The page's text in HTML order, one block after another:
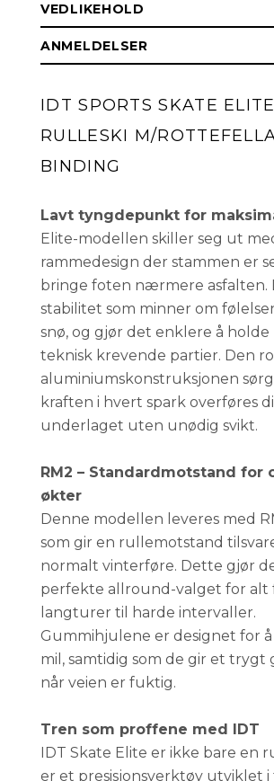
VEDLIKEHOLD
ANMELDELSER
IDT SPORTS SKATE
RULLESKI M/
BINDING
Lavt tyngdepunkt for
Elite-modellen skiller seg ut
rammedesign der stammen er
bringe foten nærmere asfalten.
stabilitet som minner om
snø, og gjør det enklere å holde
teknisk krevende partier. Den
aluminiumskonstruksjonen
kraften i hvert spark overføres
underlaget uten unødig svikt.
RM2 – Standardmotstand for
økter
Denne modellen leveres med
som gir en rullemotstand
normalt vinterføre. Dette gjør
perfekte allround-valget for alt
langturer til harde intervaller.
Gummihjulene er designet for
mil, samtidig som de gir et trygt
når veien er fuktig.
Tren som proffene med IDT
IDT Skate Elite er ikke bare en
er et presisjonsverktøy utviklet